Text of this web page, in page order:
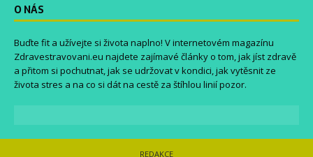
O NÁS
Buďte fit a užívejte si života naplno! V internetovém magazínu
Zdravestravovani.eu najdete zajímavé články o tom, jak jíst zdravě
a přitom si pochutnat, jak se udržovat v kondici, jak vytěsnit ze
života stres a na co si dát na cestě za štíhlou linií pozor.
REDAKCE